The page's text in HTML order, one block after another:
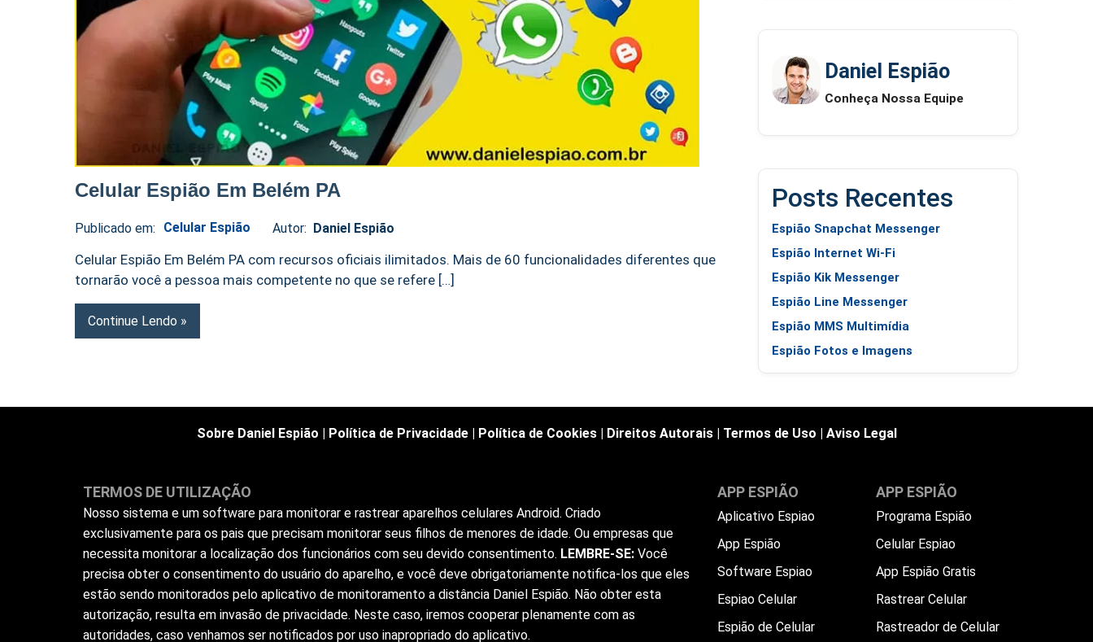
Celular Espião Em Belém PA
Publicado em: Celular Espião Autor: Daniel Espião
Daniel
Espião
No
comments
Celular Espião Em Belém PA com recursos oficiais ilimitados. Mais de 60 funcionalidades diferentes que
tornarão você a pessoa mais competente no que se refere […]
Continue Lendo
Daniel Espião
Conheça Nossa Equipe
Posts Recentes
Espião Snapchat Messenger
Espião Internet Wi-Fi
Espião Kik Messenger
Espião Line Messenger
Espião MMS Multimídia
Espião Fotos e Imagens
Sobre Daniel Espião Política de Privacidade| Política de Cookies| Direitos Autorais| Termos de Uso Aviso Legal
TERMOS DE UTILIZAÇÃO
Nosso sistema e um software para monitorar e rastrear aparelhos celulares Android. Criado
exclusivamente para os pais que precisam monitorar seus filhos de menores de idade. Ou empresas que
necessita monitorar a localização dos funcionários com seu devido consentimento. LEMBRE-SE: Você
precisa obter o consentimento do usuário do aparelho, e você deve obrigatoriamente notifica-los que eles
estão sendo monitorados pelo aplicativo de monitoramento a distância Daniel Espião. Não obter esta
autorização, resulta em invasão de privacidade. Neste caso, iremos cooperar plenamente com as
autoridades, caso venhamos ser notificados por uso inapropriado do aplicativo.
APP ESPIÃO
Aplicativo Espiao
App Espião
Software Espiao
Espiao Celular
Espião de Celular
APP ESPIÃO
Programa Espião
Celular Espiao
App Espião Gratis
Rastrear Celular
Rastreador de Celular